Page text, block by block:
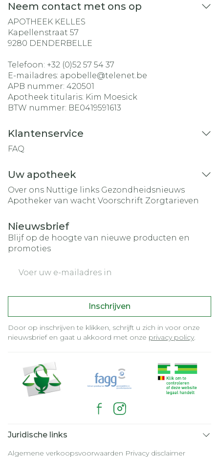
Neem contact met ons op
APOTHEEK KELLES
Kapellenstraat 57
9280 DENDERBELLE
Telefoon: +32 (0)52 57 54 37
E-mailadres: apobelle@telenet.be
APB nummer: 420501
Apotheek titularis: Kim Moesick
BTW nummer: BE0419591613
Klantenservice
FAQ
Uw apotheek
Over ons Nuttige links Gezondheidsnieuws
Apotheker van wacht Voorschrift Zorgtarieven
Nieuwsbrief
Blijf op de hoogte van nieuwe producten en
promoties
Inschrijven
Door op inschrijven te klikken, schrijft u zich in voor onze
nieuwsbrief en gaat u akkoord met onze privacy policy.
Juridische links
Algemene verkoopsvoorwaarden Privacy disclaimer